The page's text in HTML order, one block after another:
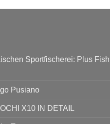
Sportfischerei: Plus
Pusiano
X10 IN DETAIL